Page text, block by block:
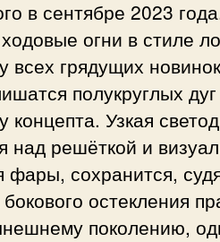
в сентябре 2023
огни в стиле
всех грядущих
полукруглых
концепта. Узкая
над решёткой и
сохранится,
остекления
поколению,